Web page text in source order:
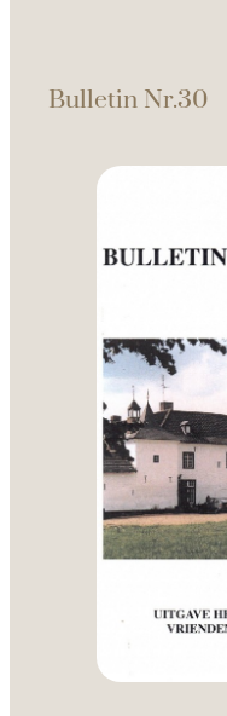
Bulletin Nr.30